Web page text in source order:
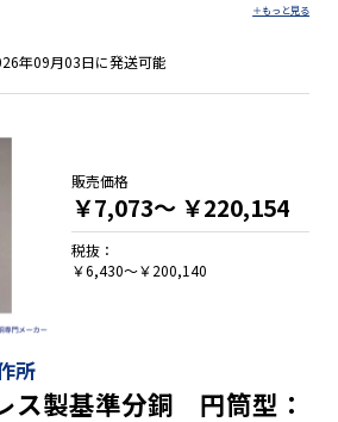
年09月03日に発送可能
所
ス製基準分銅 円筒型：
販売価格
￥7,073～ ￥220,154
税抜：
￥6,430～￥200,140